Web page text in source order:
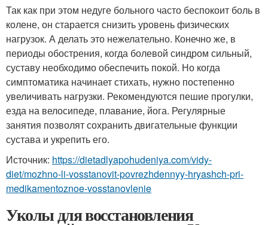
Так как при этом недуге больного часто беспокоит боль в
колене, он старается снизить уровень физических
нагрузок. А делать это нежелательно. Конечно же, в
периоды обострения, когда болевой синдром сильный,
суставу необходимо обеспечить покой. Но когда
симптоматика начинает стихать, нужно постепенно
увеличивать нагрузки. Рекомендуются пешие прогулки,
езда на велосипеде, плавание, йога. Регулярные
занятия позволят сохранить двигательные функции
сустава и укрепить его.
Источник: https://dietadlyapohudeniya.com/vidy-
diet/mozhno-li-vosstanovit-povrezhdennyy-hryashch-pri-
medikamentoznoe-vosstanovlenie
Уколы для восстановления